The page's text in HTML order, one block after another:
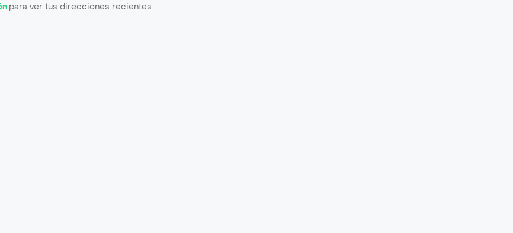
para ver tus direcciones recientes